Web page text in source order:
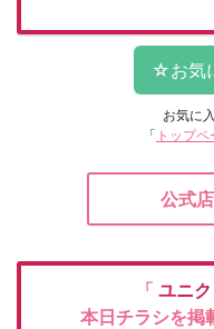
お気に
「 トップペ
公式
「 ユニク
本日チラシを掲